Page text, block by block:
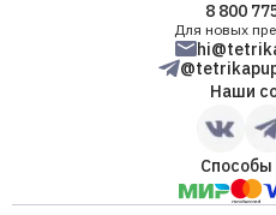
8 800
Для новых
Наши